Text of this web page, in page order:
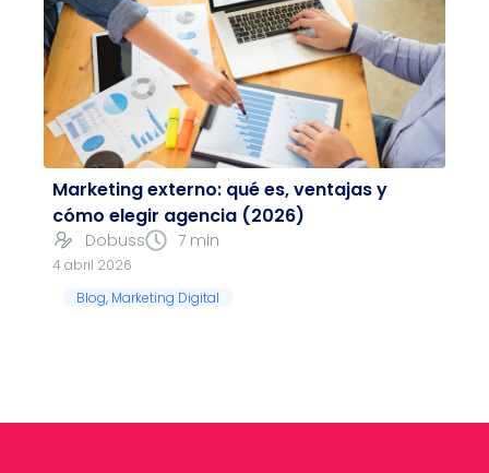
Marketing externo: qué es, ventajas y
cómo elegir agencia (2026)
Dobuss 7 min
4 abril 2026
Blog, Marketing Digital